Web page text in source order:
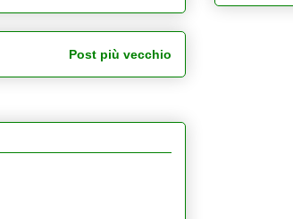
Post più vecchio